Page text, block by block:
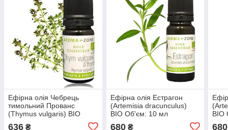
Ефірна олія Чебрець
тимольний Прованс
(Thymus vulgaris) BIO
636 ₴
Ефірна олія Естрагон
(Artemisia dracunculus)
BIO Об'єм: 10 мл
680₴
BIO
680